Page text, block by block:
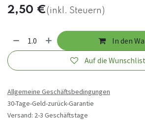
2,50 €(inkl. Steuern)
In den
Auf die
Allgemeine Geschäftsbedingungen
30-Tage-Geld-zurück-Garantie
Versand: 2-3 Geschäftstage